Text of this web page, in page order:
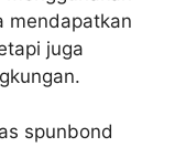
mendapatkan
juga
spunbond